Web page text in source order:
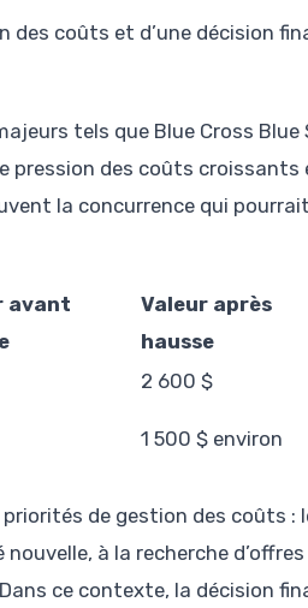
des coûts et d’une décision
tels que Blue Cross Blue
des coûts croissants
la concurrence qui
avant
Valeur après
hausse
2 600 $
1 500 $ environ
de gestion des coûts :
à la recherche
ce contexte, la décision